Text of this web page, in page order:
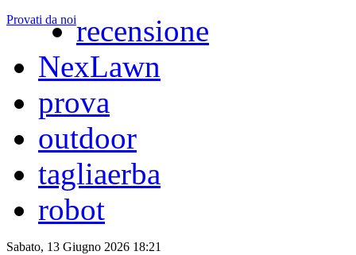
Provati da noirecensione
NexLawn
prova
outdoor
tagliaerba
robot
Sabato, 13 Giugno 2026 18:21